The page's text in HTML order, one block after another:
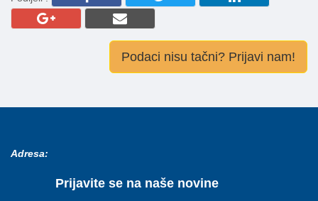
Podaci nisu tačni? Prijavi nam!
Adresa:
Prijavite se na naše novine